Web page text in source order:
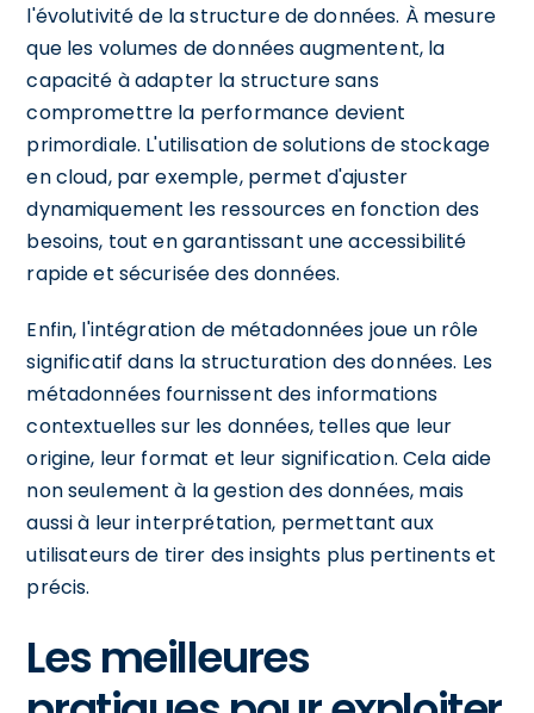
l'évolutivité de la structure de données. À mesure
que les volumes de données augmentent, la
capacité à adapter la structure sans
compromettre la performance devient
primordiale. L'utilisation de solutions de stockage
en cloud, par exemple, permet d'ajuster
dynamiquement les ressources en fonction des
besoins, tout en garantissant une accessibilité
rapide et sécurisée des données.
Enfin, l'intégration de métadonnées joue un rôle
significatif dans la structuration des données. Les
métadonnées fournissent des informations
contextuelles sur les données, telles que leur
origine, leur format et leur signification. Cela aide
non seulement à la gestion des données, mais
aussi à leur interprétation, permettant aux
utilisateurs de tirer des insights plus pertinents et
précis.
Les meilleures